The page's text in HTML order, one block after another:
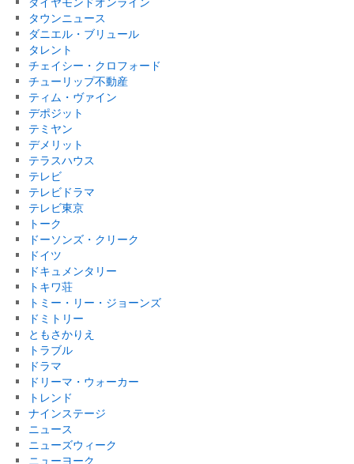
タウンニュース
ダニエル・ブリュール
タレント
チェイシー・クロフォード
チューリップ不動産
ティム・ヴァイン
デポジット
テミヤン
デメリット
テラスハウス
テレビ
テレビドラマ
テレビ東京
トーク
ドーソンズ・クリーク
ドイツ
ドキュメンタリー
トキワ荘
トミー・リー・ジョーンズ
ドミトリー
ともさかりえ
トラブル
ドラマ
ドリーマ・ウォーカー
トレンド
ナインステージ
ニュース
ニューズウィーク
ニューヨーク